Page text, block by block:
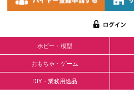
ホビー・模型
おもちゃ・ゲーム
DIY・業務用途品